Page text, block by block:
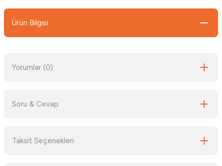
Ürün Bilgisi
Yorumlar (0)
Soru & Cevap
Taksit Seçenekleri